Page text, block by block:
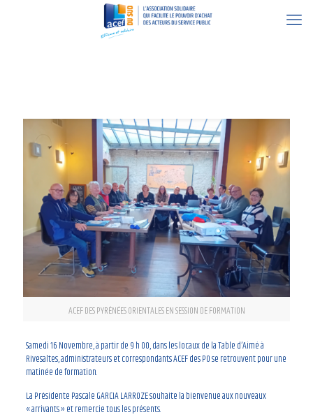
ACEF DES PYRÉNÉES ORIENTALES EN SESSION DE FORMATION
Samedi 16 Novembre, à partir de 9 h 00, dans les locaux de la Table d’Aimé à
Rivesaltes, administrateurs et correspondants ACEF des PO se retrouvent pour une
matinée de formation.
La Présidente Pascale GARCIA LARROZE souhaite la bienvenue aux nouveaux
« arrivants » et remercie tous les présents.